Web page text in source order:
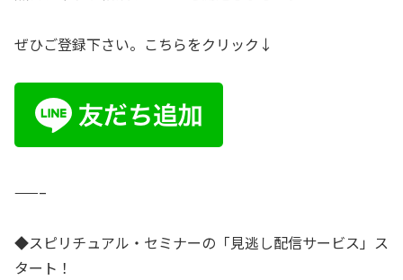
ぜひご登録下さい。こちらをクリック↓
——–
◆スピリチュアル・セミナーの「見逃し配信サービス」ス
タート！